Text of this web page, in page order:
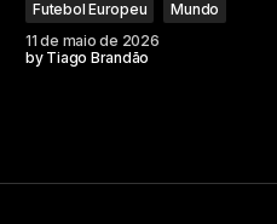
Futebol Europeu
Mundo
11 de maio de 2026
by Tiago Brandão